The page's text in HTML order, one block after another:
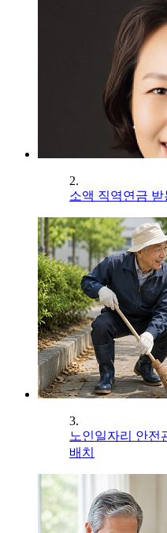
2.
소액 직역연금
3.
노인일자리 안전
배치